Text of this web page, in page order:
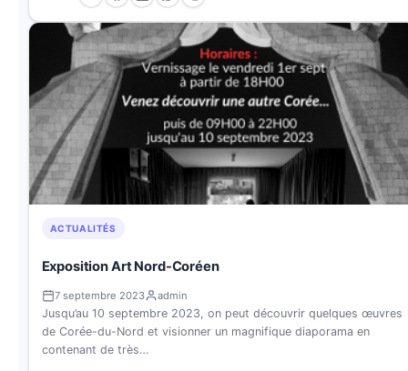
ACTUALITÉS
Exposition Art Nord-Coréen
7 septembre 2023 admin
Jusqu’au 10 septembre 2023, on peut découvrir quelques œuvres
de Corée-du-Nord et visionner un magnifique diaporama en
contenant de très…